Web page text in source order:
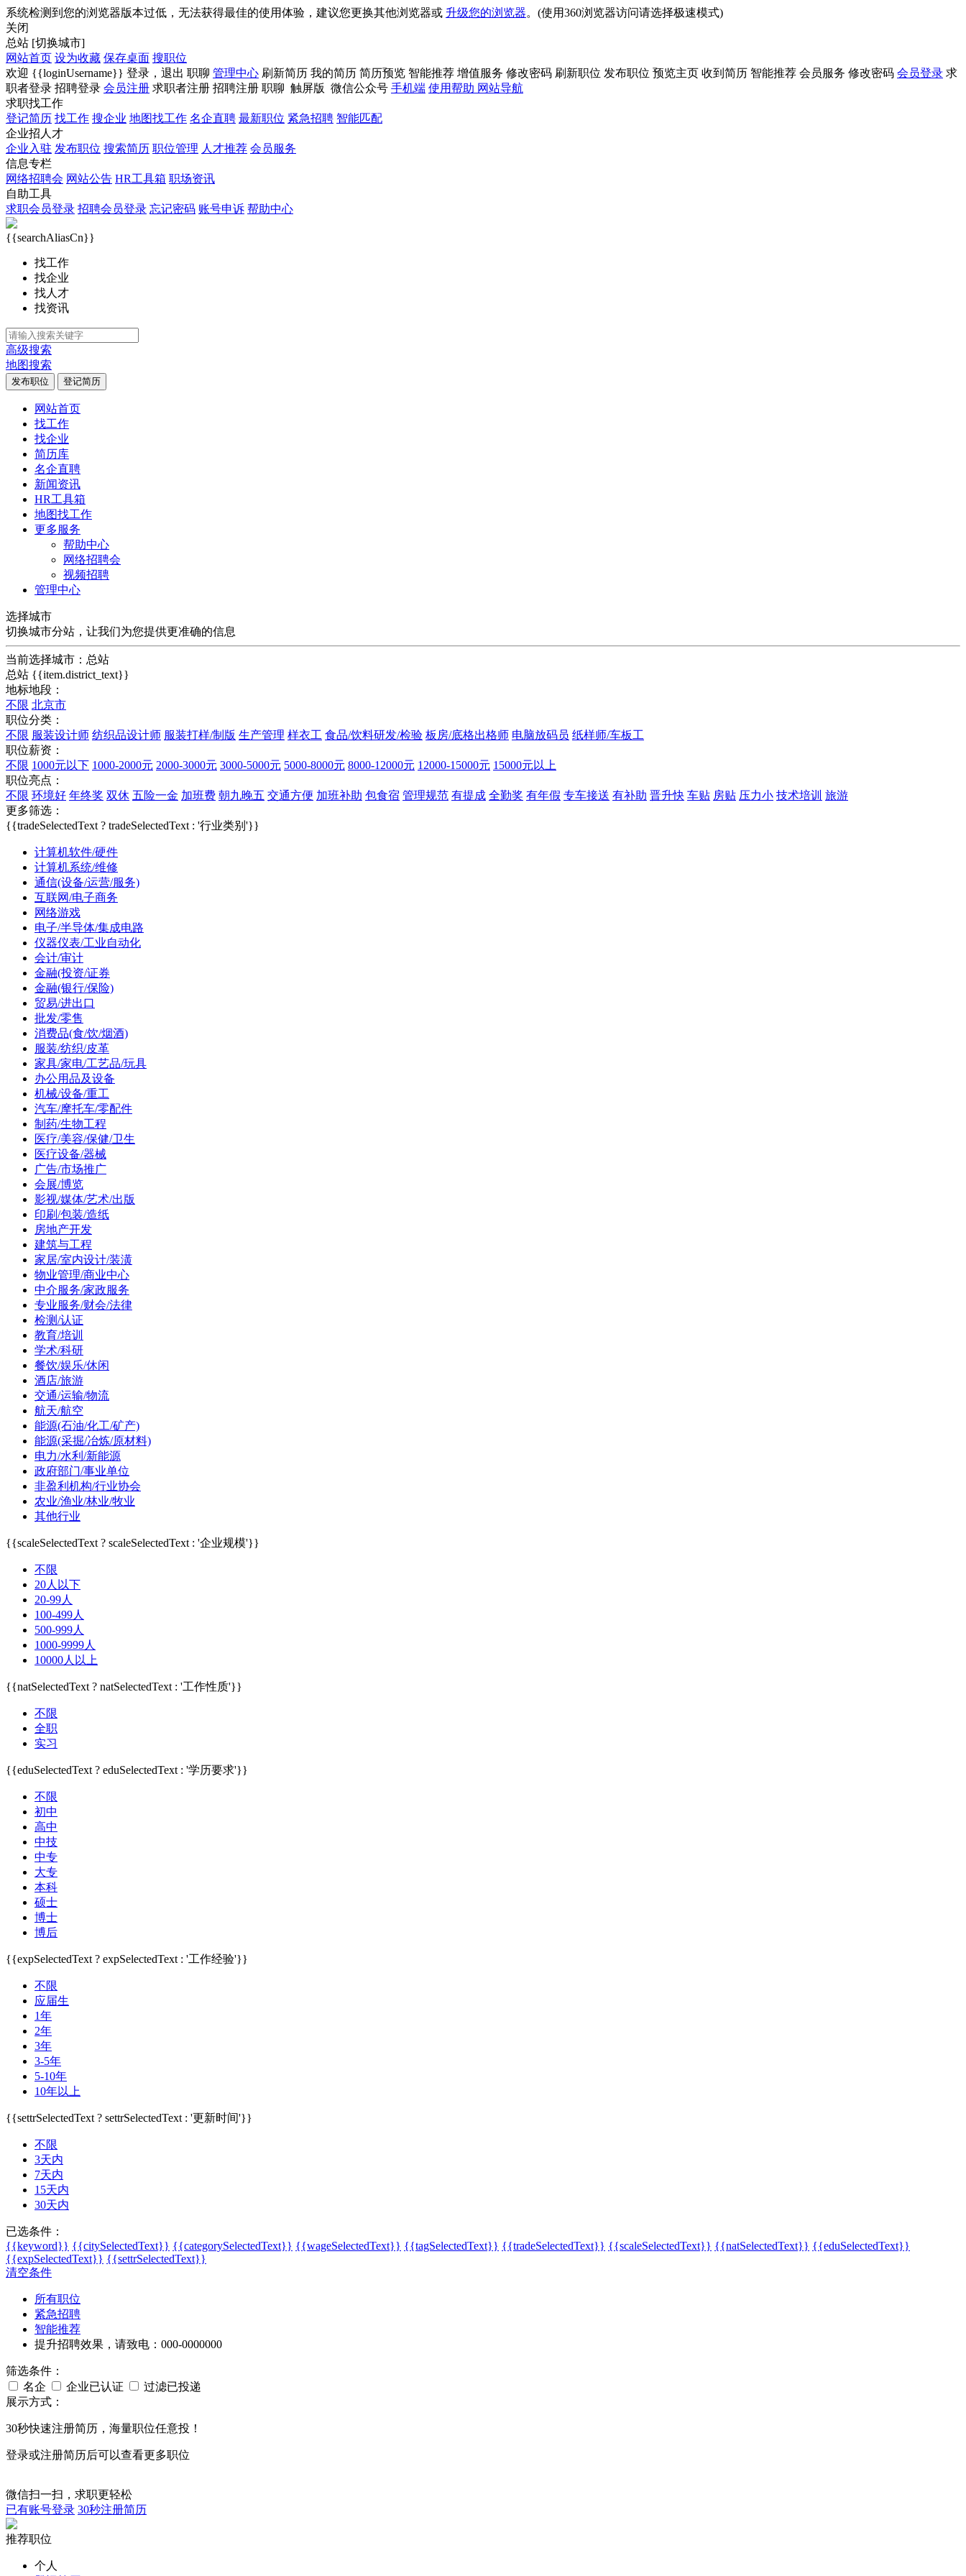
系统检测到您的浏览器版本过低，无法获得最佳的使用体验，建议您更换其他浏览器或 升级您的浏览器。(使用360浏览器访问请选择极速模式)
关闭
总站 [切换城市]
网站首页 设为收藏 保存桌面 搜职位
欢迎 {{loginUsername}} 登录， 退出 职聊 管理中心 刷新简历 我的简历 简历预览 智能推荐 增值服务 修改密码 刷新职位 发布职位 预览主页 收到简历 智能推荐 会员服务 修改密码 会员登录 求
职者登录 招聘登录 会员注册 求职者注册 招聘注册 职聊 触屏版 微信公众号 手机端 使用帮助 网站导航
求职找工作
登记简历 找工作 搜企业 地图找工作 名企直聘 最新职位 紧急招聘 智能匹配
企业招人才
企业入驻 发布职位 搜索简历 职位管理 人才推荐 会员服务
信息专栏
网络招聘会 网站公告 HR工具箱 职场资讯
自助工具
求职会员登录 招聘会员登录 忘记密码 账号申诉 帮助中心
{{searchAliasCn}}
找工作
找企业
找人才
找资讯
高级搜索
地图搜索
发布职位 登记简历
网站首页
找工作
找企业
简历库
名企直聘
新闻资讯
HR工具箱
地图找工作
更多服务
帮助中心
网络招聘会
视频招聘
管理中心
选择城市
切换城市分站，让我们为您提供更准确的信息
当前选择城市： 总站
总站 {{item.district_text}}
地标地段：
不限 北京市
职位分类：
不限 服装设计师 纺织品设计师 服装打样/制版 生产管理 样衣工 食品/饮料研发/检验 板房/底格出格师 电脑放码员 纸样师/车板工
职位薪资：
不限 1000元以下 1000-2000元 2000-3000元 3000-5000元 5000-8000元 8000-12000元 12000-15000元 15000元以上
职位亮点：
不限 环境好 年终奖 双休 五险一金 加班费 朝九晚五 交通方便 加班补助 包食宿 管理规范 有提成 全勤奖 有年假 专车接送 有补助 晋升快 车贴 房贴 压力小 技术培训 旅游
更多筛选：
{{tradeSelectedText ? tradeSelectedText : '行业类别'}}
计算机软件/硬件
计算机系统/维修
通信(设备/运营/服务)
互联网/电子商务
网络游戏
电子/半导体/集成电路
仪器仪表/工业自动化
会计/审计
金融(投资/证券
金融(银行/保险)
贸易/进出口
批发/零售
消费品(食/饮/烟酒)
服装/纺织/皮革
家具/家电/工艺品/玩具
办公用品及设备
机械/设备/重工
汽车/摩托车/零配件
制药/生物工程
医疗/美容/保健/卫生
医疗设备/器械
广告/市场推广
会展/博览
影视/媒体/艺术/出版
印刷/包装/造纸
房地产开发
建筑与工程
家居/室内设计/装潢
物业管理/商业中心
中介服务/家政服务
专业服务/财会/法律
检测/认证
教育/培训
学术/科研
餐饮/娱乐/休闲
酒店/旅游
交通/运输/物流
航天/航空
能源(石油/化工/矿产)
能源(采掘/冶炼/原材料)
电力/水利/新能源
政府部门/事业单位
非盈利机构/行业协会
农业/渔业/林业/牧业
其他行业
{{scaleSelectedText ? scaleSelectedText : '企业规模'}}
不限
20人以下
20-99人
100-499人
500-999人
1000-9999人
10000人以上
{{natSelectedText ? natSelectedText : '工作性质'}}
不限
全职
实习
{{eduSelectedText ? eduSelectedText : '学历要求'}}
不限
初中
高中
中技
中专
大专
本科
硕士
博士
博后
{{expSelectedText ? expSelectedText : '工作经验'}}
不限
应届生
1年
2年
3年
3-5年
5-10年
10年以上
{{settrSelectedText ? settrSelectedText : '更新时间'}}
不限
3天内
7天内
15天内
30天内
已选条件：
{{keyword}} {{citySelectedText}} {{categorySelectedText}} {{wageSelectedText}} {{tagSelectedText}} {{tradeSelectedText}} {{scaleSelectedText}} {{natSelectedText}} {{eduSelectedText}}
{{expSelectedText}} {{settrSelectedText}}
清空条件
所有职位
紧急招聘
智能推荐
提升招聘效果，请致电：000-0000000
筛选条件：
名企
企业已认证
过滤已投递
展示方式：
30秒快速注册简历，海量职位任意投！
登录或注册简历后可以查看更多职位
微信扫一扫，求职更轻松
已有账号登录 30秒注册简历
推荐职位
个人